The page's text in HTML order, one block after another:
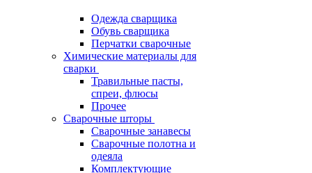
Одежда сварщика
Обувь сварщика
Перчатки сварочные
Химические материалы для
сварки
Травильные пасты,
спреи, флюсы
Прочее
Сварочные шторы
Сварочные занавесы
Сварочные полотна и
одеяла
Комплектующие